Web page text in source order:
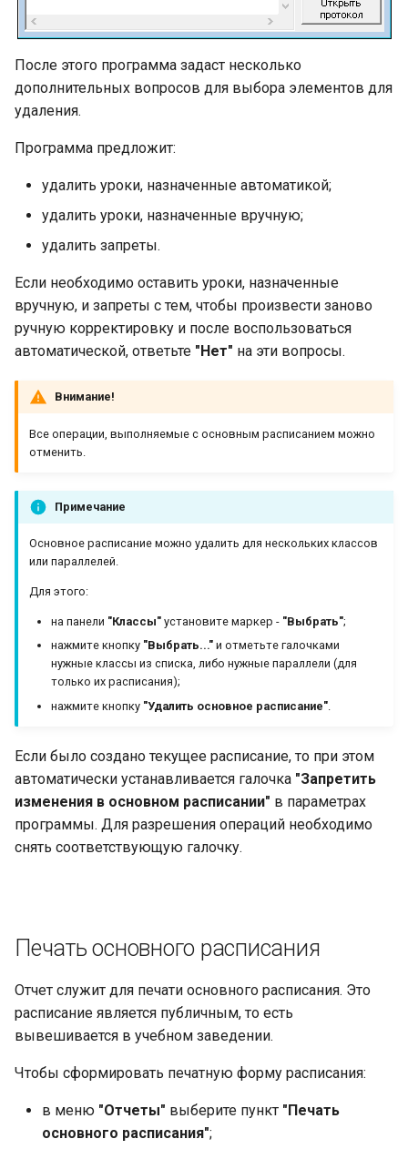
После этого программа задаст несколько
дополнительных вопросов для выбора элементов для
удаления.
Программа предложит:
удалить уроки, назначенные автоматикой;
удалить уроки, назначенные вручную;
удалить запреты.
Если необходимо оставить уроки, назначенные
вручную, и запреты с тем, чтобы произвести заново
ручную корректировку и после воспользоваться
автоматической, ответьте "Нет" на эти вопросы.
Внимание!
Все операции, выполняемые с основным расписанием можно
отменить.
Примечание
Основное расписание можно удалить для нескольких классов
или параллелей.
Для этого:
на панели "Классы" установите маркер - "Выбрать";
нажмите кнопку "Выбрать..." и отметьте галочками
нужные классы из списка, либо нужные параллели (для
только их расписания);
нажмите кнопку "Удалить основное расписание"
Если было создано текущее расписание, то при этом
автоматически устанавливается галочка "Запретить
изменения в основном расписании" в параметрах
программы. Для разрешения операций необходимо
снять соответствующую галочку.
Печать основного расписания
Отчет служит для печати основного расписания. Это
расписание является публичным, то есть
вывешивается в учебном заведении.
Чтобы сформировать печатную форму расписания:
в меню "Отчеты" выберите пункт "Печать
основного расписания";